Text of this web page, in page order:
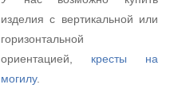
изделия с вертикальной или
горизонтальной
ориентацией, кресты на
могилу.